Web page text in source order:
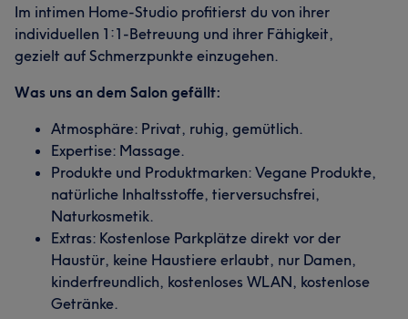
Im intimen Home-Studio profitierst du von ihrer
individuellen 1:1-Betreuung und ihrer Fähigkeit,
gezielt auf Schmerzpunkte einzugehen.
Was uns an dem Salon gefällt:
Atmosphäre: Privat, ruhig, gemütlich.
Expertise: Massage.
Produkte und Produktmarken: Vegane Produkte,
natürliche Inhaltsstoffe, tierversuchsfrei,
Naturkosmetik.
Extras: Kostenlose Parkplätze direkt vor der
Haustür, keine Haustiere erlaubt, nur Damen,
kinderfreundlich, kostenloses WLAN, kostenlose
Getränke.